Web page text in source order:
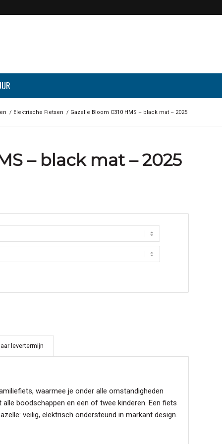
/ Elektrische Fietsen / Gazelle Bloom C310 HMS – black mat – 2025
– black mat – 2025
levertermijn
waarmee je onder alle omstandigheden
boodschappen en een of twee kinderen. Een fiets
veilig, elektrisch ondersteund in markant design.